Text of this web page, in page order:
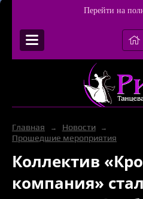
Перейти на
Главная → Новости →
Прошедшие мероприятия
Коллектив
компания»